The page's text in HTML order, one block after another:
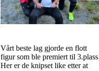
Vårt beste lag gjorde en flott
figur som ble premiert til
Her er de knipset like etter at